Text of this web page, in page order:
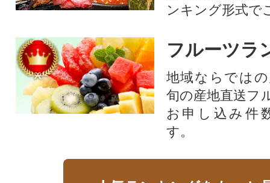
ンキング形式で
フルーツラ
地域ならでは
旬の産地直送フ
お申し込み件
す。